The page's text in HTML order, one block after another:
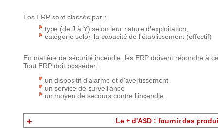
Les ERP sont classés par :
type (de J à Y) selon leur nature d'exploitation,
catégorie selon la capacité de l'établissement (effectif)
En matière de sécurité incendie, les ERP doivent répondre à
Tout ERP doit posséder :
un dispositif d'alarme et d'avertissement
un service de surveillance
un moyen de secours contre l'incendie.
Le + d'ASD : fournir des